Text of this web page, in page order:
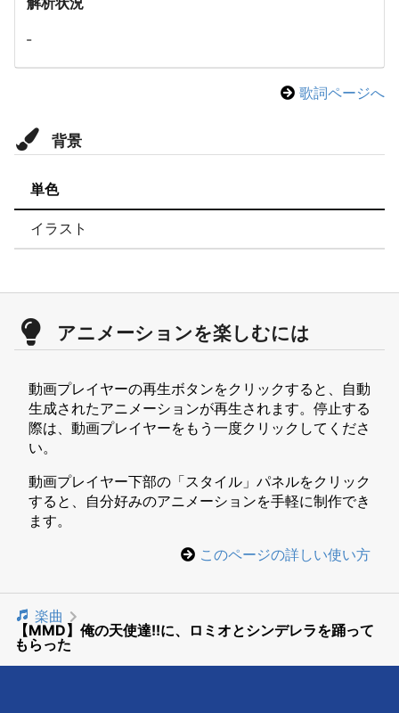
-
歌詞ページへ
背景
単色
イラスト
アニメーションを楽しむには
動画プレイヤーの再生ボタンをクリックすると、自動
生成されたアニメーションが再生されます。停止する
際は、動画プレイヤーをもう一度クリックしてくださ
い。
動画プレイヤー下部の「スタイル」パネルをクリック
すると、自分好みのアニメーションを手軽に制作でき
ます。
このページの詳しい使い方
楽曲
【MMD】俺の天使達!!に、ロミオとシンデレラを踊って
もらった